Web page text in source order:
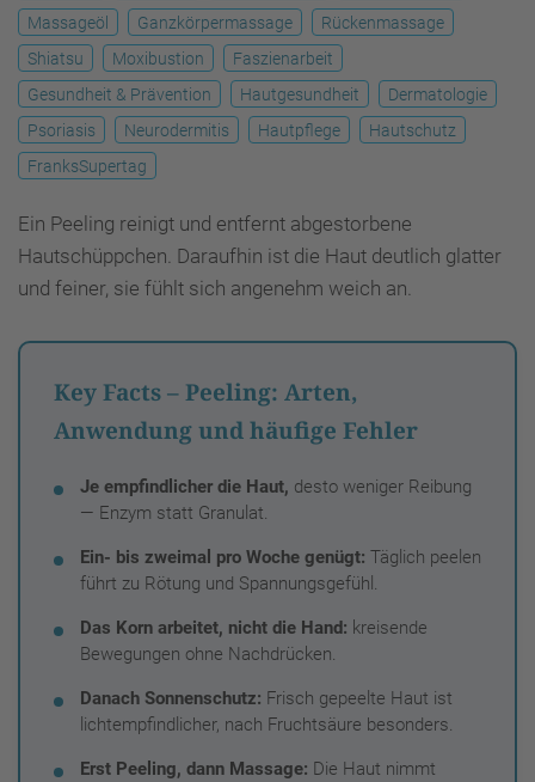
Massageöl
Ganzkörpermassage
Rückenmassage
Shiatsu
Moxibustion
Faszienarbeit
Gesundheit & Prävention
Hautgesundheit
Dermatologie
Psoriasis
Neurodermitis Hautpflege
Hautschutz
FranksSupertag
Ein Peeling reinigt und entfernt abgestorbene
Hautschüppchen. Daraufhin ist die Haut deutlich glatter
und feiner, sie fühlt sich angenehm weich an.
Key Facts – Peeling: Arten,
Anwendung und häufige Fehler
Je empfindlicher die Haut, desto weniger Reibung
— Enzym statt Granulat.
Ein- bis zweimal pro Woche genügt: Täglich peelen
führt zu Rötung und Spannungsgefühl.
Das Korn arbeitet, nicht die Hand: kreisende
Bewegungen ohne Nachdrücken.
Danach Sonnenschutz: Frisch gepeelte Haut ist
lichtempfindlicher, nach Fruchtsäure besonders.
Erst Peeling, dann Massage: Die Haut nimmt